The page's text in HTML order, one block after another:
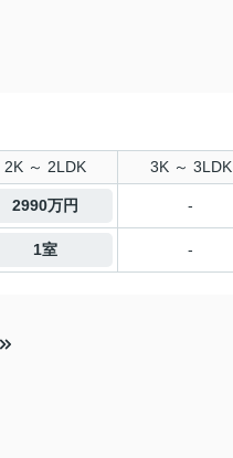
2K ～ 2LDK 3K ～ 3LDK
2990万円 -
1室 -